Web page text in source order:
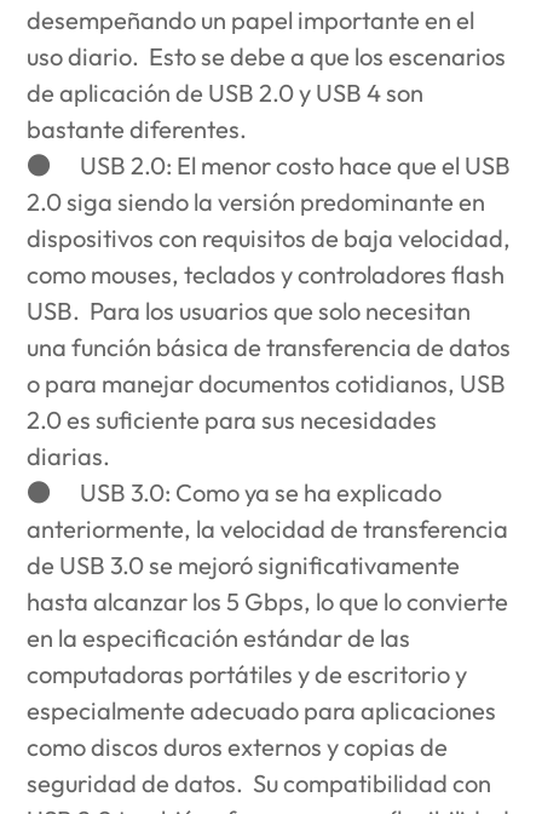
desempeñando un papel importante en el
uso diario. Esto se debe a que los escenarios
de aplicación de USB 2.0 y USB 4 son
bastante diferentes.
● USB 2.0: El menor costo hace que el USB
2.0 siga siendo la versión predominante en
dispositivos con requisitos de baja velocidad,
como mouses, teclados y controladores flash
USB. Para los usuarios que solo necesitan
una función básica de transferencia de datos
o para manejar documentos cotidianos, USB
2.0 es suficiente para sus necesidades
diarias.
● USB 3.0: Como ya se ha explicado
anteriormente, la velocidad de transferencia
de USB 3.0 se mejoró significativamente
hasta alcanzar los 5 Gbps, lo que lo convierte
en la especificación estándar de las
computadoras portátiles y de escritorio y
especialmente adecuado para aplicaciones
como discos duros externos y copias de
seguridad de datos. Su compatibilidad con